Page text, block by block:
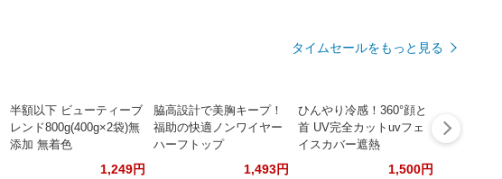
タイムセールをもっと見る
半額以下 ビューティーブ
レンド800g(400g×2袋)無
添加 無着色
1,249円
脇高設計で美胸キープ！
福助の快適ノンワイヤー
ハーフトップ
1,493円
ひんやり冷感！360°顔と
首 UV完全カットuvフェ
イスカバー遮熱
1,500円